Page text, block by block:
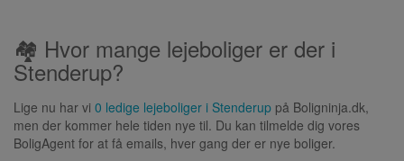
🏘 Hvor mange lejeboliger er der i
Stenderup?
Lige nu har vi 0 ledige lejeboliger i Stenderup på Boligninja.dk,
men der kommer hele tiden nye til. Du kan tilmelde dig vores
BoligAgent for at få emails, hver gang der er nye boliger.